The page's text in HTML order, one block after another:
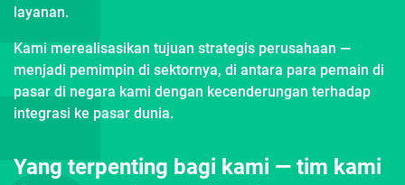
layanan.
Kami merealisasikan tujuan strategis perusahaan —
menjadi pemimpin di sektornya, di antara para pemain di
pasar di negara kami dengan kecenderungan terhadap
integrasi ke pasar dunia.
Yang terpenting bagi kami — tim kami